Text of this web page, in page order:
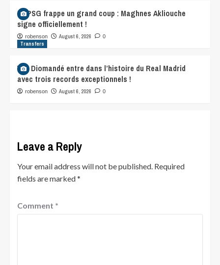
Le PSG frappe un grand coup : Maghnes Akliouche
signe officiellement !
robenson August 6, 2026 0
Transfers
Yan Diomandé entre dans l’histoire du Real Madrid
avec trois records exceptionnels !
robenson August 6, 2026 0
Leave a Reply
Your email address will not be published. Required
fields are marked*
Comment *